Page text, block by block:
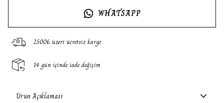
WHATSAPP
2500₺ üzeri ücretsiz kargo
14 gün içinde iade değişim
Ürün Açıklaması